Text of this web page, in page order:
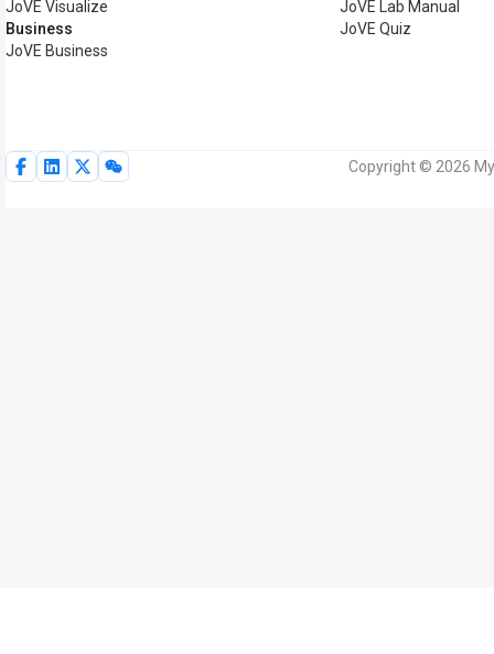
JoVE Visualize
Business
JoVE Business
JoVE Lab Manual
JoVE Quiz
Copyright © 2026